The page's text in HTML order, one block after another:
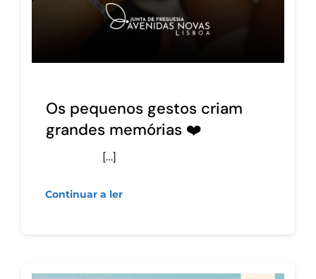
Os pequenos gestos criam
grandes memórias ❤️
[…]
Continuar a ler